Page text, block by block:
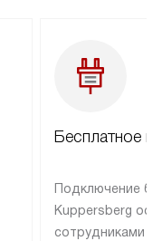
Бесплатное
Подключение
Kuppersberg
сотрудниками